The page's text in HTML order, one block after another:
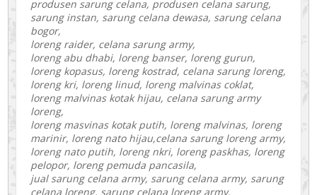
produsen sarung celana, produsen celana sarung,
sarung instan, sarung celana dewasa, sarung celana
bogor,
loreng raider, celana sarung army,
loreng abu dhabi, loreng banser, loreng gurun,
loreng kopasus, loreng kostrad, celana sarung loreng,
loreng kri, loreng linud, loreng malvinas coklat,
loreng malvinas kotak hijau, celana sarung army
loreng,
loreng masvinas kotak putih, loreng malvinas, loreng
marinir, loreng nato hijau,celana sarung loreng army,
loreng nato putih, loreng nkri, loreng paskhas, loreng
pelopor, loreng pemuda pancasila,
jual sarung celana army, sarung celana army, sarung
celana loreng, sarung celana loreng army,